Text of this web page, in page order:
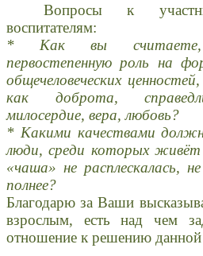
Вопросы к
воспитателям:
* Как вы считаете,
первостепенную роль на
общечеловеческих
как доброта,
милосердие, вера, любовь?
* Какими качествами
люди, среди которых
«чаша» не расплескалась,
полнее?
Благодарю за Ваши
взрослым, есть над чем
отношение к решению